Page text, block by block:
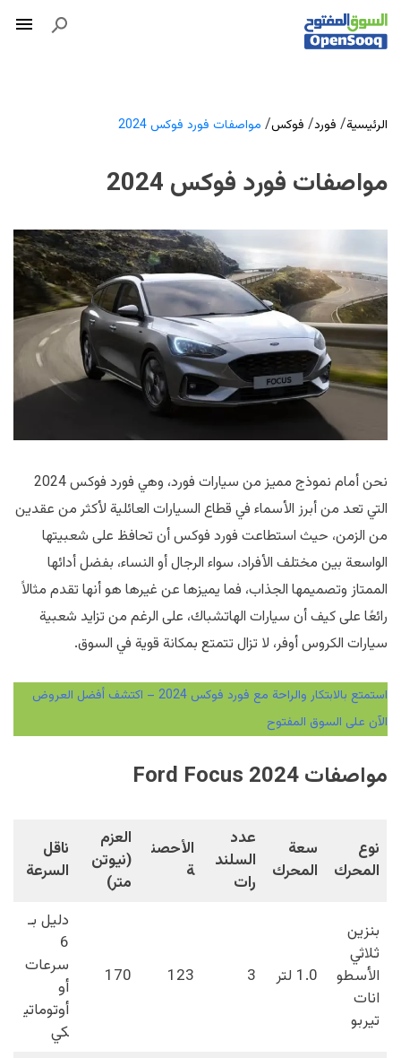
الرئيسية/ فورد/ فوكس/ مواصفات فورد فوكس 2024
مواصفات فورد فوكس 2024
نحن أمام نموذج مميز من سيارات فورد، وهي فورد فوكس 2024
التي تعد من أبرز الأسماء في قطاع السيارات العائلية لأكثر من عقدين
من الزمن، حيث استطاعت فورد فوكس أن تحافظ على شعبيتها
الواسعة بين مختلف الأفراد، سواء الرجال أو النساء، بفضل أدائها
الممتاز وتصميمها الجذاب، فما يميزها عن غيرها هو أنها تقدم مثالاً
رائعًا على كيف أن سيارات الهاتشباك، على الرغم من تزايد شعبية
سيارات الكروس أوفر، لا تزال تتمتع بمكانة قوية في السوق.
استمتع بالابتكار والراحة مع فورد فوكس 2024 – اكتشف أفضل العروض
الآن على السوق المفتوح
مواصفات 2024 Ford Focus
نوع
المحرك
سعة
المحرك
عدد
السلند
رات
الأحصن
ة
العزم
(نيوتن
متر)
ناقل
السرعة
بنزين
ثلاثي
الأسطو
انات
تيربو
1.0 لتر 3
123
170
دليل بـ
6
سرعات
أو
أوتوماتي
كي